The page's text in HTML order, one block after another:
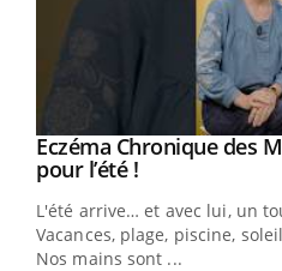
Youtube
Eczéma Chronique des
pour l’été !Youtube
L'été arrive… et avec lui, un
Vacances, plage, piscine,
Nos mains sont ...